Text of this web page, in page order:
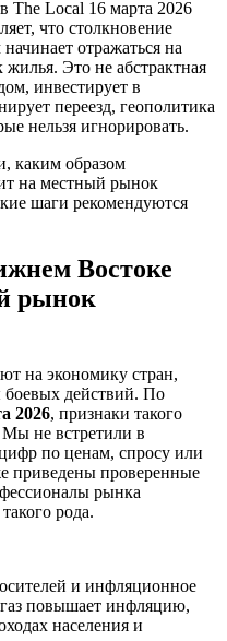
The Local 16 марта 2026
что столкновение
отражаться на
Это не абстрактная
инвестирует в
переезд, геополитика
нельзя игнорировать.
каким образом
на местный рынок
шаги рекомендуются
Востоке
рынок
на экономику стран,
боевых действий. По
2026, признаки такого
не встретили в
по ценам, спросу или
приведены проверенные
рынка
рода.
и инфляционное
повышает инфляцию,
населения и